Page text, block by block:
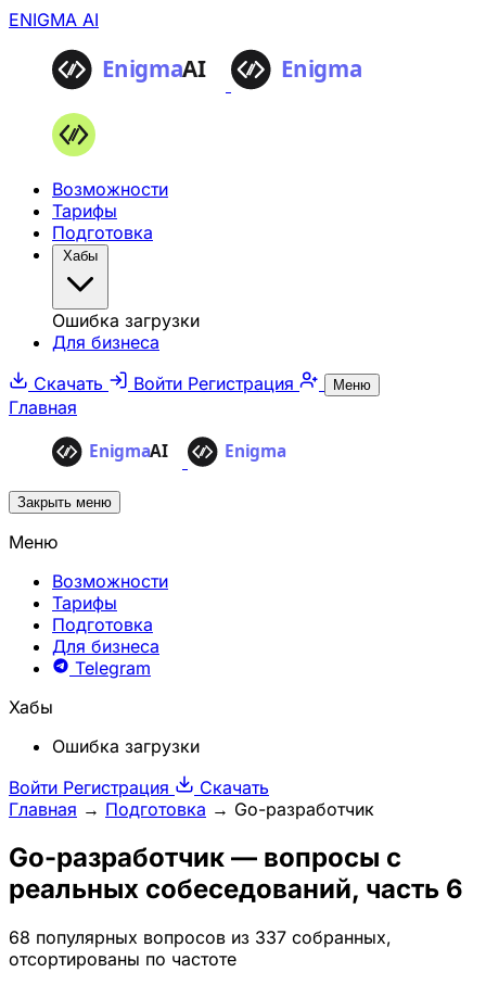
ENIGMA AI
Возможности
Тарифы
Подготовка
Хабы
Ошибка загрузки
Для бизнеса
Скачать
Войти Регистрация Меню
Главная
Закрыть меню
Меню
Возможности
Тарифы
Подготовка
Для бизнеса
Telegram
Хабы
Ошибка загрузки
Войти Регистрация
Скачать
Главная → Подготовка → Go-разработчик
Go-разработчик — вопросы с
реальных собеседований, часть 6
68 популярных вопросов из 337 собранных,
отсортированы по частоте